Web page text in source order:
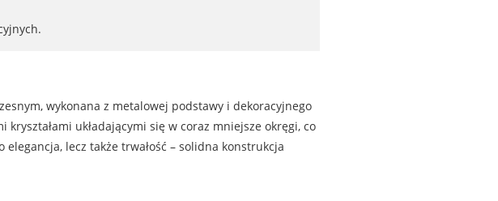
wykonana z metalowej podstawy i dekoracyjnego
kryształami układającymi się w coraz mniejsze okręgi, co
lecz także trwałość – solidna konstrukcja